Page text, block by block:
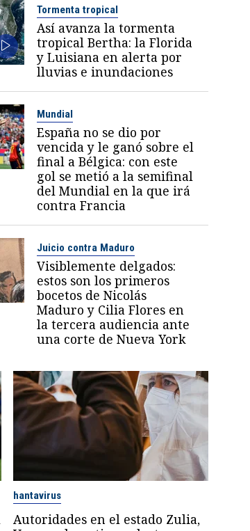
Tormenta tropical
Así avanza la tormenta
tropical Bertha: la Florida
y Luisiana en alerta por
lluvias e inundaciones
Mundial
España no se dio por
vencida y le ganó sobre el
final a Bélgica: con este
gol se metió a la semifinal
del Mundial en la que irá
contra Francia
Juicio contra Maduro
Visiblemente delgados:
estos son los primeros
bocetos de Nicolás
Maduro y Cilia Flores en
la tercera audiencia ante
una corte de Nueva York
hantavirus
Autoridades en el estado Zulia,